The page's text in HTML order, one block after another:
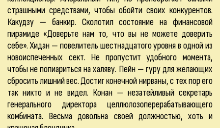
страшными средствами, чтобы обойти своих конкурентов.
Какудзу — банкир. Сколотил состояние на финансовой
пирамиде «Доверьте нам то, что вы не можете доверить
себе». Хидан — повелитель шестнадцатого уровня в одной из
новоиспеченных сект. Не пропустит удобного момента,
чтобы не попиариться на халяву. Пейн — гуру для желающих
сбросить лишний вес. Достиг конечной нирваны, с тех пор его
так никто и не видел. Конан — незатейливый секретарь
генерального директора целлюлозоперерабатывающего
комбината. Весьма довольна своей должностью, хоть и